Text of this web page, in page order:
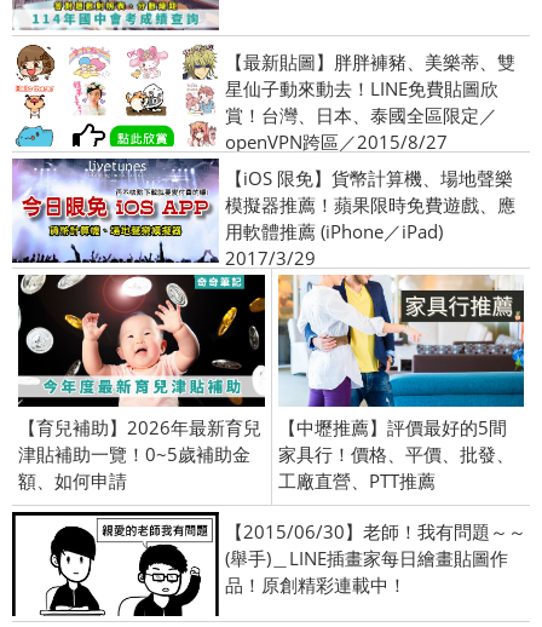
【最新貼圖】胖胖褲豬、美樂蒂、雙
星仙子動來動去！LINE免費貼圖欣
賞！台灣、日本、泰國全區限定／
openVPN跨區／2015/8/27
【iOS 限免】貨幣計算機、場地聲樂
模擬器推薦！蘋果限時免費遊戲、應
用軟體推薦 (iPhone／iPad)
2017/3/29
【育兒補助】2026年最新育兒
津貼補助一覽！0~5歲補助金
額、如何申請
【中壢推薦】評價最好的5間
家具行！價格、平價、批發、
工廠直營、PTT推薦
【2015/06/30】老師！我有問題～～
(舉手)＿LINE插畫家每日繪畫貼圖作
品！原創精彩連載中！